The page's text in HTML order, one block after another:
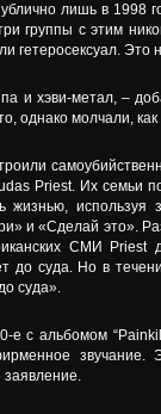
лишь в 1998
группы с этим
гетеросексуал. Это
и хэви-метал, –
однако молчали, как
Priest. Их семьи
жизнью, используя
и «Сделай это».
СМИ Priest
до суда. Но в
суда».
с альбомом
заявление.